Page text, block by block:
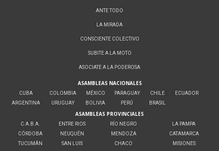
ANTE TODO
LA MIRADA
CONSCIENTE COLECTIVO
SUBITE A LA MOTO
ASOCIATE A LA PODEROSA
ASAMBLEAS NACIONALES
CUBA
ARGENTINA
COLOMBIA
URUGUAY
MÉXICO
BOLIVIA
PARAGUAY
PERÚ
CHILE
BRASIL
ECUADOR
ASAMBLEAS PROVINCIALES
C.A.B.A.
CÓRDOBA
TUCUMÁN
ENTRE RIOS
NEUQUÉN
SAN LUIS
RÍO NEGRO
MENDOZA
CHACO
LA PAMPA
CATAMARCA
MISIONES